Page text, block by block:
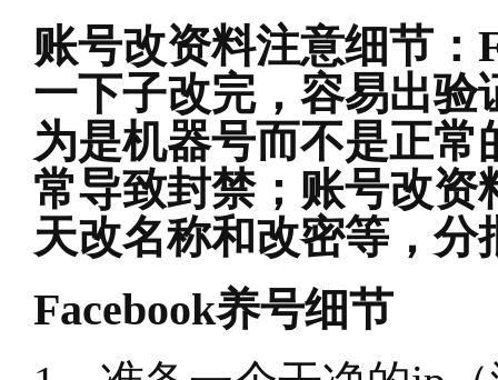
账号改资料注意细节
一下子改完，容易出
为是机器号而不是正
常导致封禁；账号改
天改名称和改密等，
Facebook养号细节